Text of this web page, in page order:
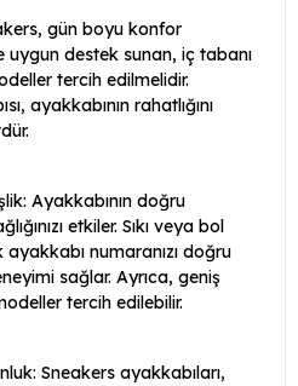
gün boyu konfor
uygun destek sunan, iç tabanı
tercih edilmelidir.
ayakkabının rahatlığını
Ayakkabının doğru
etkiler. Sıkı veya bol
numaranızı doğru
sağlar. Ayrıca, geniş
tercih edilebilir.
Sneakers ayakkabıları,